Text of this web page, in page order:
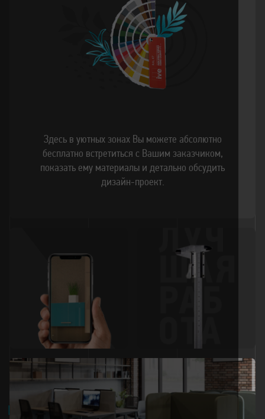
Здесь в уютных зонах Вы можете абсолютно
бесплатно встретиться с Вашим заказчиком,
показать ему материалы и детально обсудить
дизайн-проект.